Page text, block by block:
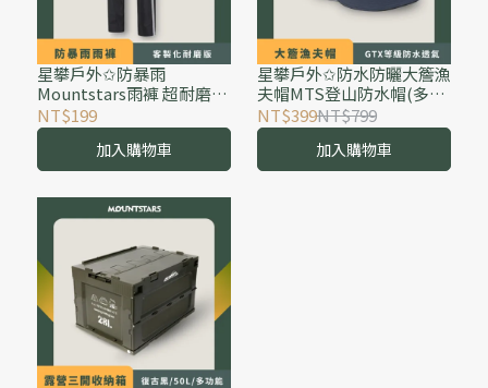
星攀戶外✩防暴雨
Mountstars雨褲 超耐磨騎
車外送 登山健行防水雨褲
(客製化耐磨版)大人小孩雨
褲.防水兩截式下半身
NT$199
加入購物車
星攀戶外✩防水防曬大簷漁
夫帽MTS登山防水帽(多功
能大帽沿防水帽)大帽簷訂
製GTX等級防水透氣保固
雨天登山帽子
NT$399NT$799
加入購物車